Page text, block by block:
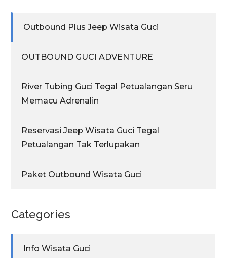
Outbound Plus Jeep Wisata Guci
OUTBOUND GUCI ADVENTURE
River Tubing Guci Tegal Petualangan Seru
Memacu Adrenalin
Reservasi Jeep Wisata Guci Tegal
Petualangan Tak Terlupakan
Paket Outbound Wisata Guci
Categories
Info Wisata Guci